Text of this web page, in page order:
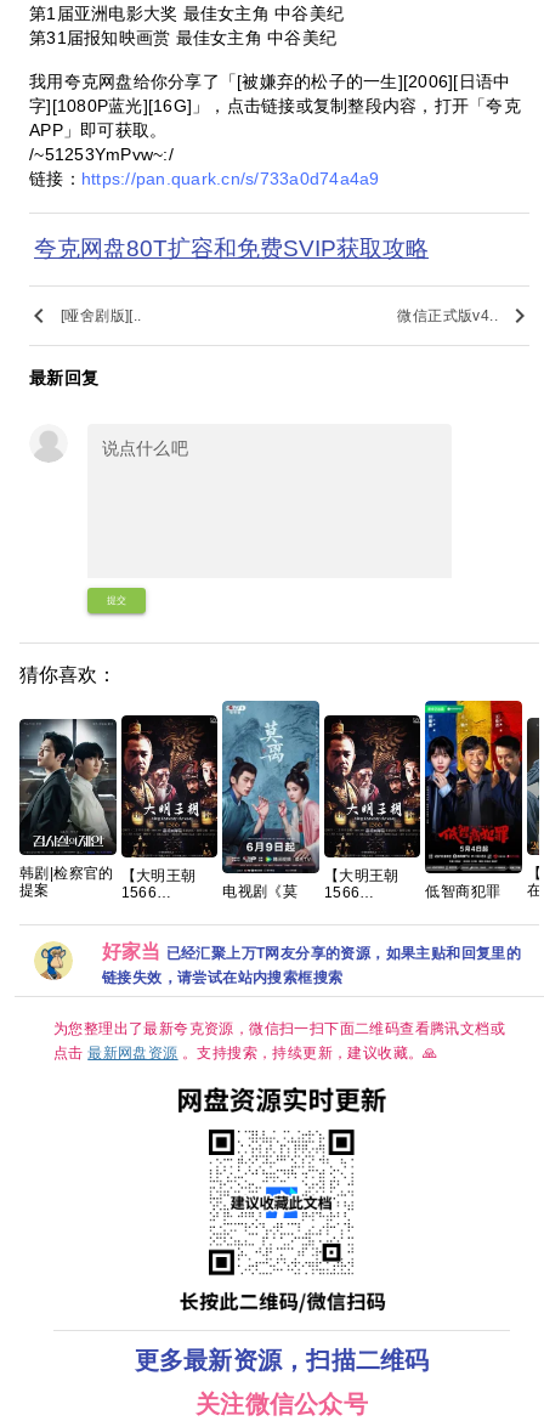
第1届亚洲电影大奖 最佳女主角 中谷美纪
第31届报知映画赏 最佳女主角 中谷美纪
我用夸克网盘给你分享了「[被嫌弃的松子的一生][2006][日语中
字][1080P蓝光][16G]」，点击链接或复制整段内容，打开「夸克
APP」即可获取。
/~51253YmPvw~:/
链接： https://pan.quark.cn/s/733a0d74a4a9
夸克网盘80T扩容和免费SVIP获取攻略
keyboard_arrow_left [哑舍剧版][.. 微信正式版v4.. keyboard_arrow_right
最新回复
提交
猜你喜欢：
韩剧|检察官的
提案
【大明王朝
1566
名: 嘉靖与海
瑞】【国剧46
集全】
【1080P】
【国语中字
【豆瓣9.8
分】【剧情 /
历史】【陈宝
倪大红 】夸克
电视剧《莫
1080P高清免
费资源分享
【大明王朝
1566
名: 嘉靖与海
瑞】【国剧46
集全】
【1080P】
【国语中字
【豆瓣9.8
分】【剧情 /
历史】【陈宝
倪大红 】夸克
低智商犯罪
犯罪悬疑 王骁
田曦薇 王传君
已更最新 夸克
好家当 已经汇聚上万T网友分享的资源，如果主贴和回复里的
链接失效，请尝试在站内搜索框搜索
为您整理出了最新夸克资源，微信扫一扫下面二维码查看腾讯文档或
点击最新网盘资源 。支持搜索，持续更新，建议收藏。🙏
更多最新资源，扫描二维码
关注微信公众号